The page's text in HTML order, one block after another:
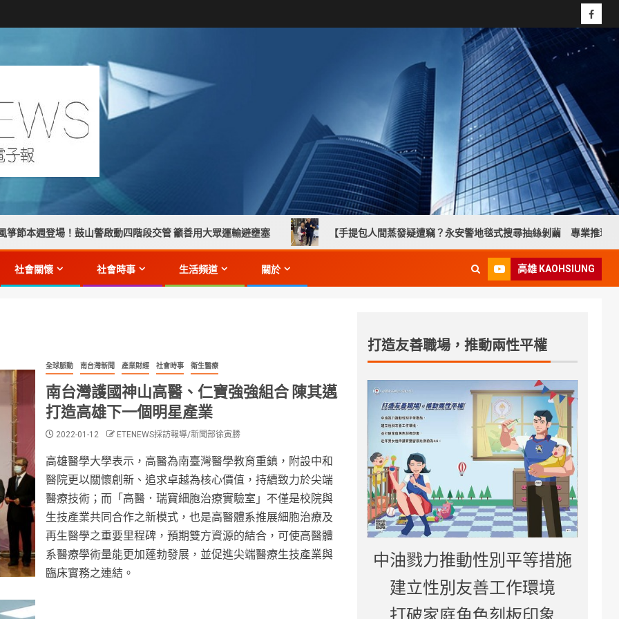
鼓山警啟動四階段交管 籲善用大眾運輸避壅塞 【手提包人間蒸發疑遭竊？永安警地毯式搜尋抽絲剝繭 專業推理助婦人找回失物
社會關懷 社會時事 生活頻道 關於 高雄 KAOHSIUNG
全球脈動 南台灣新聞 產業財經 社會時事 衛生醫療
南台灣護國神山高醫、仁寶強強組合 陳其邁
打造高雄下一個明星產業
2022-01-12 ETENEWS採訪報導/新聞部徐寅勝
高雄醫學大學表示，高醫為南臺灣醫學教育重鎮，附設中和
醫院更以關懷創新、追求卓越為核心價值，持續致力於尖端
醫療技術；而「高醫．瑞寶細胞治療實驗室」不僅是校院與
生技產業共同合作之新模式，也是高醫體系推展細胞治療及
再生醫學之重要里程碑，預期雙方資源的結合，可使高醫體
系醫療學術量能更加蓬勃發展，並促進尖端醫療生技產業與
臨床實務之連結。
打造友善職場，推動兩性平權
中油戮力推動性別平等措施
建立性別友善工作環境